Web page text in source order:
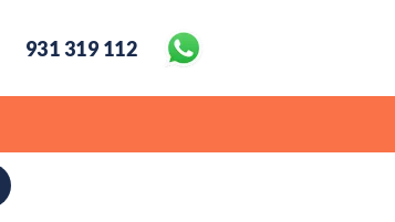
931 319 112